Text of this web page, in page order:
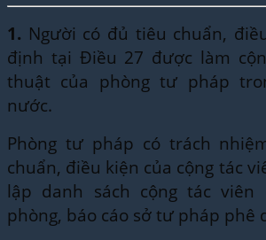
1. Người có đủ tiêu chuẩn,
định tại Điều 27 được làm
thuật của phòng tư pháp
nước.
Phòng tư pháp có trách
chuẩn, điều kiện của cộng tác
lập danh sách cộng tác viên
phòng, báo cáo sở tư pháp phê